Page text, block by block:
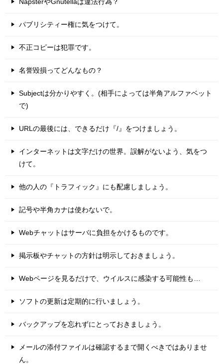
パブリシティー権に気をつけて。
不正コピーは犯罪です。
名誉毀損ってどんなもの？
Subjectは分かりやすく。(相手によっては半角アルファベット
で)
URLの最後には、できるだけ『/』をつけましょう。
インターネットは文字だけの世界。誤解がないよう、気をつ
けて。
他の人の『トラフィック』にも配慮しましょう。
記号や半角カナは使わないで。
Webチャットはサーバに負担をかけるものです。
掲示板やチャットの方針は明示しておきましょう。
Webページを見るだけで、ウイルスに感染する可能性も…
ソフトの更新は定期的に行いましょう。
バックアップを忘れずにとっておきましょう。
メールの添付ファイルは確認するまで開くべきではありませ
ん。